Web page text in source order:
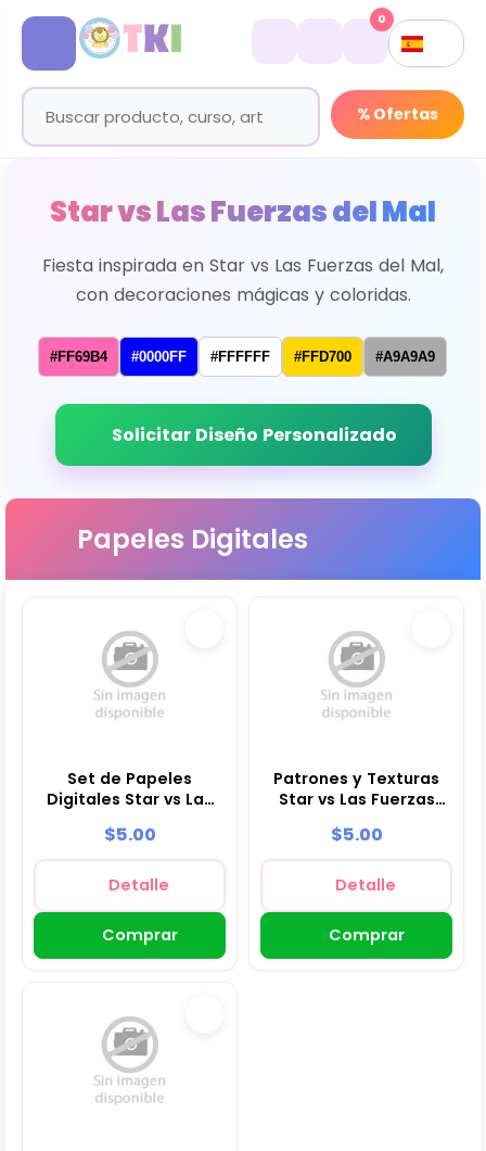
% Ofertas
0
Star vs Las Fuerzas del Mal
Fiesta inspirada en Star vs Las Fuerzas del Mal,
con decoraciones mágicas y coloridas.
#FF69B4 #0000FF #FFFFFF #FFD700 #A9A9A9
Solicitar Diseño Personalizado
Papeles Digitales
Set de Papeles
Digitales Star vs Las
Fondos para Fiestas y
Scrapbooking
$5.00
Detalle
Comprar
Patrones y Texturas
Star vs Las Fuerzas
Scrapbook y Fiestas
$5.00
Detalle
Comprar